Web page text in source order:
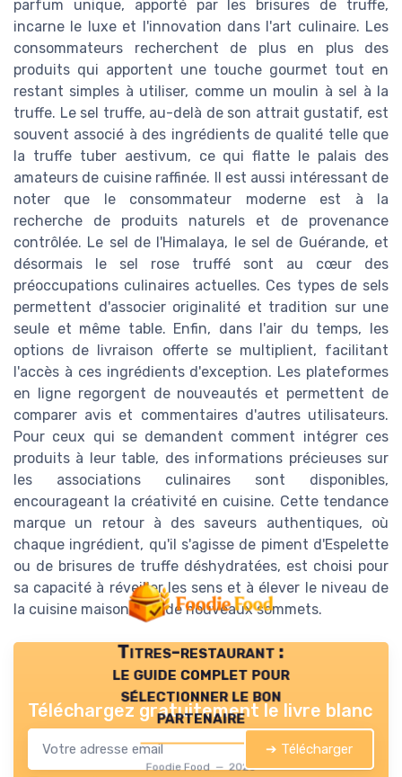
parfum unique, apporté par les brisures de truffe,
incarne le luxe et l'innovation dans l'art culinaire. Les
consommateurs recherchent de plus en plus des
produits qui apportent une touche gourmet tout en
restant simples à utiliser, comme un moulin à sel à la
truffe. Le sel truffe, au-delà de son attrait gustatif, est
souvent associé à des ingrédients de qualité telle que
la truffe tuber aestivum, ce qui flatte le palais des
amateurs de cuisine raffinée. Il est aussi intéressant de
noter que le consommateur moderne est à la
recherche de produits naturels et de provenance
contrôlée. Le sel de l'Himalaya, le sel de Guérande, et
désormais le sel rose truffé sont au cœur des
préoccupations culinaires actuelles. Ces types de sels
permettent d'associer originalité et tradition sur une
seule et même table. Enfin, dans l'air du temps, les
options de livraison offerte se multiplient, facilitant
l'accès à ces ingrédients d'exception. Les plateformes
en ligne regorgent de nouveautés et permettent de
comparer avis et commentaires d'autres utilisateurs.
Pour ceux qui se demandent comment intégrer ces
produits à leur table, des informations précieuses sur
les associations culinaires sont disponibles,
encourageant la créativité en cuisine. Cette tendance
marque un retour à des saveurs authentiques, où
chaque ingrédient, qu'il s'agisse de piment d'Espelette
ou de brisures de truffe déshydratées, est choisi pour
sa capacité à réveiller les sens et à élever le niveau de
la cuisine maison vers de nouveaux sommets.
Titres-restaurant :
le guide complet pour
sélectionner le bon
partenaire
Foodie Food — 2026
Téléchargez gratuitement le livre blanc
➔ Télécharger